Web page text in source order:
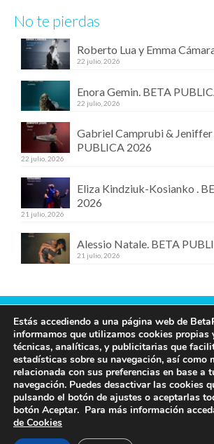
No te pierdas
Roberto Lua y Emma
22 julio, 2026
Enora Gemin. BETA
22 julio, 2026
Gabriel Camprubi & Jeniffer
PUBLICA 2026
22 julio, 2026
Eliza Kindziuk-Kosianko .
2026
21 julio, 2026
Alessio Natale. BETA
21 julio, 2026
Contacta con nosotros
609 19 97 00
info@betapublica.org
© Beta Publica -Aviso Legal y de privacidad
Estás accediendo a una página web de
informamos que utilizamos cookies propias
técnicas, analíticas, y publicitarias que
estadísticas sobre su navegación, así como
relacionada con sus preferencias en base a
navegación. Puedes desactivar las cookies
pulsando el botón de ajustes o aceptarlas
botón Aceptar. Para más información
de Cookies